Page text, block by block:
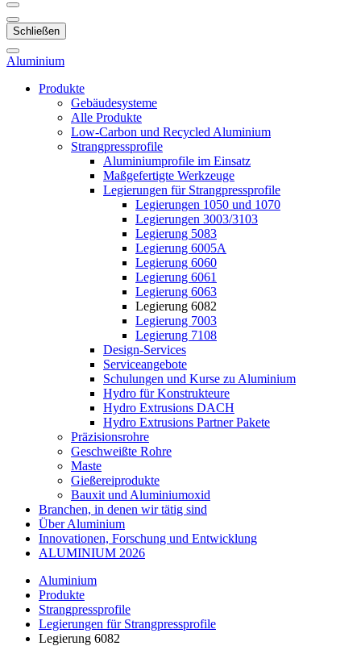
Schließen
Aluminium
Produkte
Gebäudesysteme
Alle Produkte
Low-Carbon und Recycled Aluminium
Strangpressprofile
Aluminiumprofile im Einsatz
Maßgefertigte Werkzeuge
Legierungen für Strangpressprofile
Legierungen 1050 und 1070
Legierungen 3003/3103
Legierung 5083
Legierung 6005A
Legierung 6060
Legierung 6061
Legierung 6063
Legierung 6082
Legierung 7003
Legierung 7108
Design-Services
Serviceangebote
Schulungen und Kurse zu Aluminium
Hydro für Konstrukteure
Hydro Extrusions DACH
Hydro Extrusions Partner Pakete
Präzisionsrohre
Geschweißte Rohre
Maste
Gießereiprodukte
Bauxit und Aluminiumoxid
Branchen, in denen wir tätig sind
Über Aluminium
Innovationen, Forschung und Entwicklung
ALUMINIUM 2026
Aluminium
Produkte
Strangpressprofile
Legierungen für Strangpressprofile
Legierung 6082